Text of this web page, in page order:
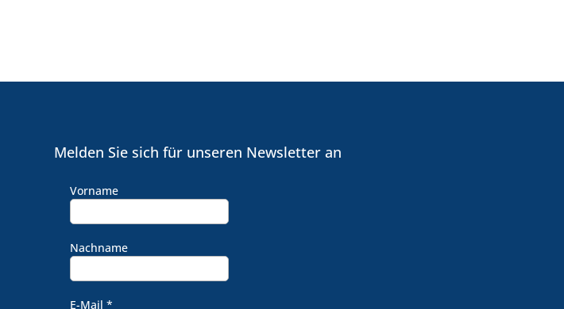
Melden Sie sich für unseren Newsletter an
Vorname
Nachname
E-Mail *